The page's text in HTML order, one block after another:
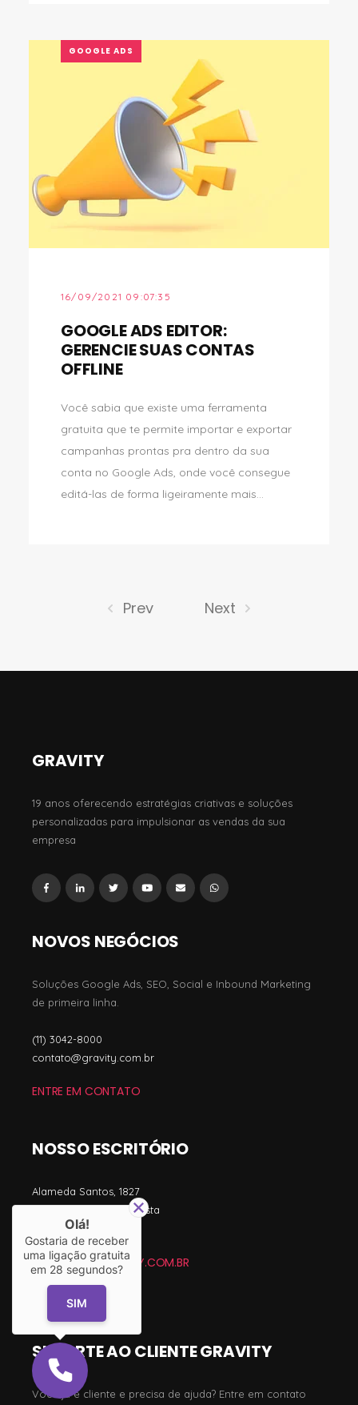
GOOGLE ADS
16/09/2021 09:07:35
GOOGLE ADS EDITOR:
GERENCIE SUAS CONTAS
OFFLINE
Você sabia que existe uma ferramenta
gratuita que te permite importar e exportar
campanhas prontas pra dentro da sua
conta no Google Ads, onde você consegue
editá-las de forma ligeiramente mais...
Prev Next
GRAVITY
19 anos oferecendo estratégias criativas e soluções
personalizadas para impulsionar as vendas da sua
empresa
NOVOS NEGÓCIOS
Soluções Google Ads, SEO, Social e Inbound Marketing
de primeira linha.
(11) 3042-8000
contato@gravity.com.br
ENTRE EM CONTATO
NOSSO ESCRITÓRIO
Alameda Santos, 1827
11º andar - Jardim Paulista
São Paulo - SP
CONTATO@GRAVITY.COM.BR
(11) 3042-8000
SUPORTE AO CLIENTE GRAVITY
Você já é cliente e precisa de ajuda? Entre em contato
Olá!
Gostaria de receber
uma ligação gratuita
em 28 segundos?
SIM